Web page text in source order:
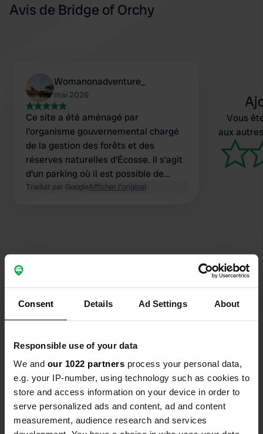
Consent Details Ad Settings About
Responsible use of your data
We and our 1022 partners process your personal data,
e.g. your IP-number, using technology such as cookies to
store and access information on your device in order to
serve personalized ads and content, ad and content
measurement, audience research and services
Avis de Bridge of Orchy
Womanonadventure_
mai 2026
Ce site a été aménagé par
l'organisme gouvernemental chargé
de la gestion des forêts et des
réserves naturelles d'Écosse. Il s'agit
d'un parking où il est possible de
passer la nuit moyennant un petit
et suffisamment éloigné de la route
Traduit par GoogleAfficher l'original
Vous
aux
Contact
Emplacement
West Highland Way 4
Coordonnées
56° 31' 5" N 4° 46' 18" W
Copie
56.51792 -4.77167
Code du site